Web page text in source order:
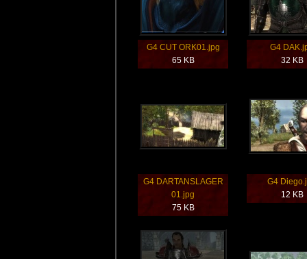
G4 CUT ORK01.jpg
65 KB
G4
32 KB
G4 DARTANSLAGER
01.jpg
75 KB
G4
12 KB